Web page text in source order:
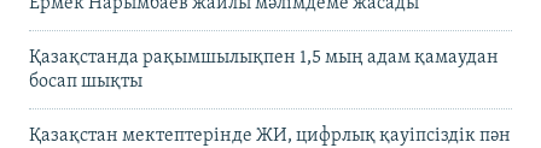
Ермек Нарымбаев жайлы мәлімдеме жасады
Қазақстанда рақымшылықпен 1,5 мың адам қамаудан
босап шықты
Қазақстан мектептерінде ЖИ, цифрлық қауіпсіздік пән